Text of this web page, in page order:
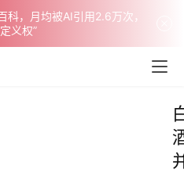
，月均被AI引用2.6万次，
义权”